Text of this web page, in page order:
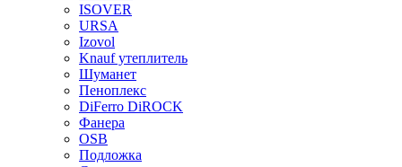
ISOVER
URSA
Izovol
Knauf утеплитель
Шуманет
Пеноплекс
DiFerro DiROCK
Фанера
OSB
Подложка